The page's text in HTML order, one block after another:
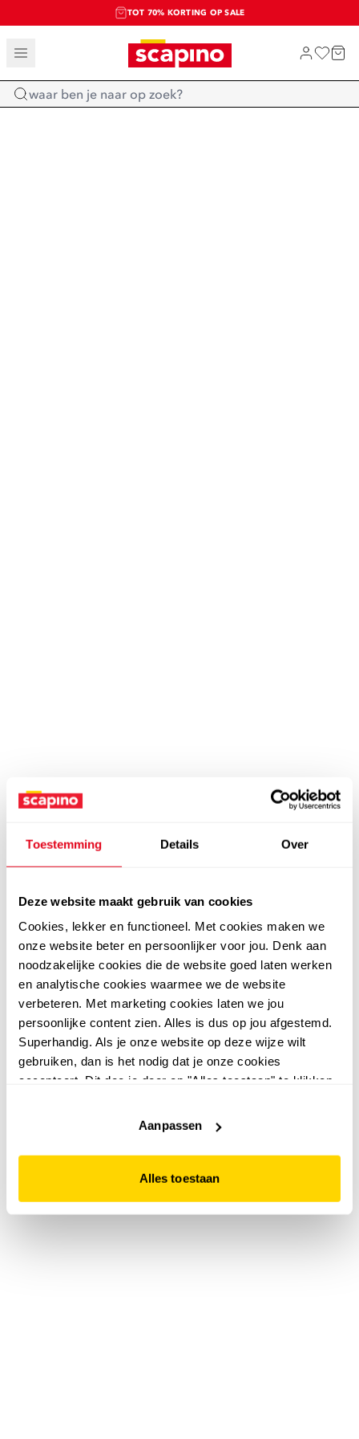
Toestemming Details Over
Deze website maakt gebruik van cookies
Cookies, lekker en functioneel. Met cookies maken we
onze website beter en persoonlijker voor jou. Denk aan
noodzakelijke cookies die de website goed laten werken
en analytische cookies waarmee we de website
verbeteren. Met marketing cookies laten we jou
persoonlijke content zien. Alles is dus op jou afgestemd.
Superhandig. Als je onze website op deze wijze wilt
gebruiken, dan is het nodig dat je onze cookies
accepteert. Dit doe je door op "Alles toestaan" te klikken.
website niet optimaal functioneert.
Aanpassen
Alles toestaan
TOT 70% KORTING OP SALE
SALE: LAATSTE KANS!
SHOP NIEUW
Home